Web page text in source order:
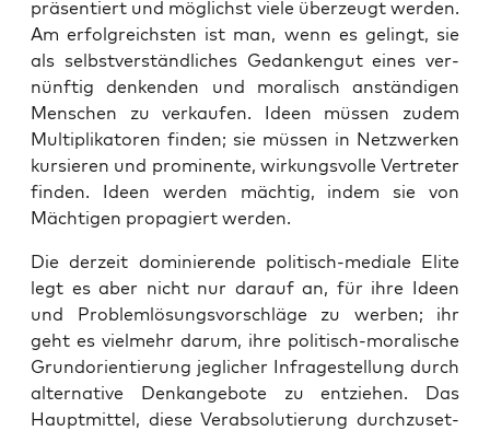
prä­sen­tiert und mög­lichst vie­le über­zeugt wer­den.
Am erfolg­reichs­ten ist man, wenn es gelingt, sie
als selbst­ver­ständ­li­ches Gedan­ken­gut eines ver­
nünf­tig den­ken­den und mora­lisch anstän­di­gen
Men­schen zu ver­kau­fen. Ideen müs­sen zudem
Mul­ti­pli­ka­to­ren fin­den; sie müs­sen in Netz­wer­ken
kur­sie­ren und pro­mi­nen­te, wir­kungs­vol­le Ver­tre­ter
fin­den. Ideen wer­den mäch­tig, indem sie von
Mäch­ti­gen pro­pa­giert werden.
Die der­zeit domi­nie­ren­de poli­tisch-media­le Eli­te
legt es aber nicht nur dar­auf an, für ihre Ideen
und Pro­blem­lö­sungs­vor­schlä­ge zu wer­ben; ihr
geht es viel­mehr dar­um, ihre poli­tisch-mora­li­sche
Grund­ori­en­tie­rung jeg­li­cher Infra­ge­stel­lung durch
alter­na­ti­ve Denk­an­ge­bo­te zu ent­zie­hen. Das
Haupt­mit­tel, die­se Ver­ab­so­lu­tie­rung durch­zu­set­